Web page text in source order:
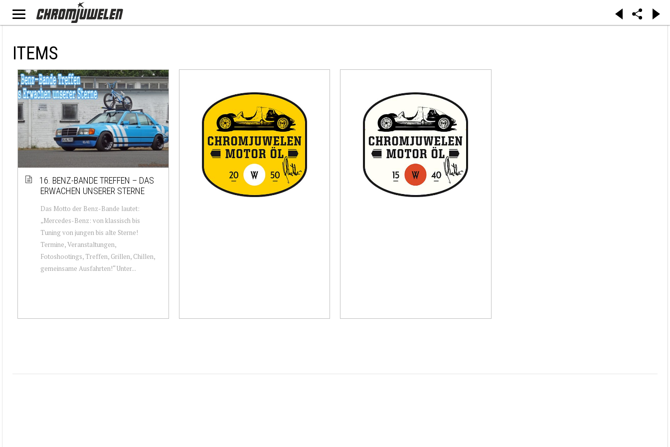
ITEMS
16. BENZ-BANDE TREFFEN – DAS
ERWACHEN UNSERER STERNE
Das Motto der Benz-Bande lautet:
„Mercedes-Benz: von klassisch bis
Tuning von jungen bis alte Sterne!
Termine, Veranstaltungen,
Fotoshootings, Treffen, Grillen, Chillen,
gemeinsame Ausfahrten!“ Unter...